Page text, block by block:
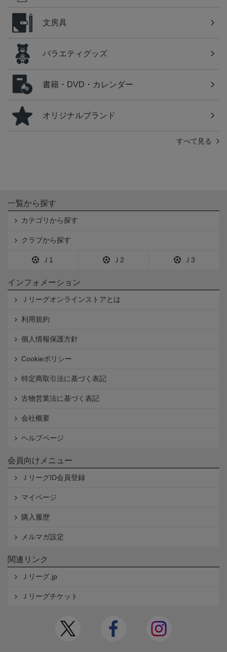
文房具
バラエティグッズ
書籍・DVD・カレンダー
オリジナルブランド
すべて見る
一覧から探す
カテゴリから探す
クラブから探す
Ｊ1 Ｊ2 Ｊ3
インフォメーション
Ｊリーグオンラインストアとは
利用規約
個人情報保護方針
Cookieポリシー
特定商取引法に基づく表記
古物営業法に基づく表記
会社概要
ヘルプページ
会員向けメニュー
ＪリーグID会員登録
マイページ
購入履歴
メルマガ設定
関連リンク
Ｊリーグ.jp
Ｊリーグチケット